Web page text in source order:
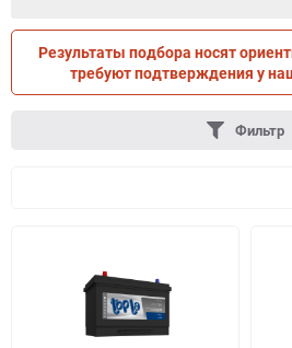
ПО ТРАНСПОРТУ
Результаты подбора носят
требуют подтверждения у
Фильтр